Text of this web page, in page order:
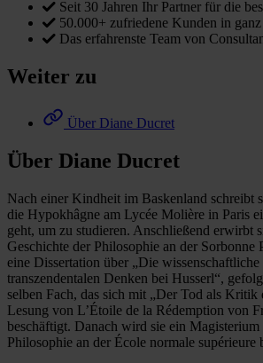
Seit 30 Jahren Ihr Partner für die
50.000+ zufriedene Kunden in
Das erfahrenste Team von
Weiter zu
Über Diane Ducret
Über Diane Ducret
Nach einer Kindheit im Baskenland schreibt
die Hypokhâgne am Lycée Molière in Paris
geht, um zu studieren. Anschließend erwirbt
Geschichte der Philosophie an der
eine Dissertation über „Die
transzendentalen Denken bei Husserl“,
selben Fach, das sich mit „Der Tod als Kritik
Lesung von L’Étoile de la Rédemption von
beschäftigt. Danach wird sie ein Magisterium
Philosophie an der École normale supérieure